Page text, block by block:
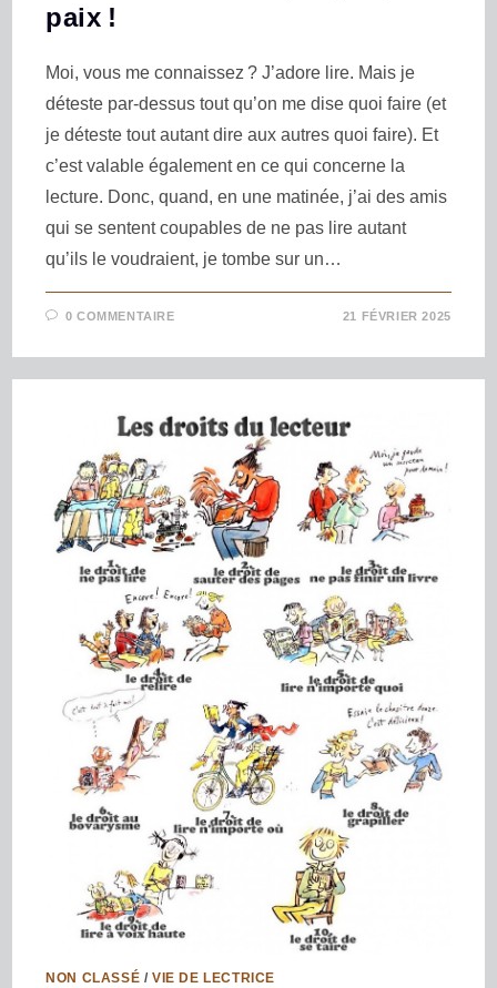
paix !
Moi, vous me connaissez ? J’adore lire. Mais je
déteste par-dessus tout qu’on me dise quoi faire (et
je déteste tout autant dire aux autres quoi faire). Et
c’est valable également en ce qui concerne la
lecture. Donc, quand, en une matinée, j’ai des amis
qui se sentent coupables de ne pas lire autant
qu’ils le voudraient, je tombe sur un…
0 COMMENTAIRE 21 FÉVRIER 2025
NON CLASSÉ /VIE DE LECTRICE